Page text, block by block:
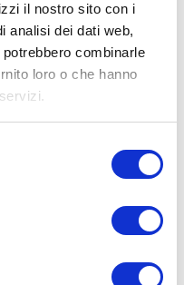
il nostro sito con i
analisi dei dati web,
combinarle
loro o che hanno